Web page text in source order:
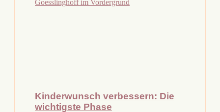
Kinderwunsch verbessern: Die
wichtigste Phase